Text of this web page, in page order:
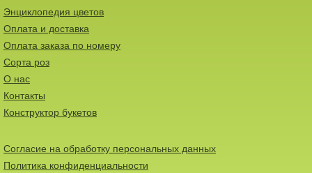
Энциклопедия цветов
Оплата и доставка
Оплата заказа по номеру
Сорта роз
О нас
Контакты
Конструктор букетов
Согласие на обработку персональных данных
Политика конфиденциальности